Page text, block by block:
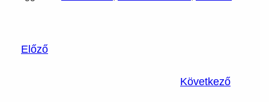
Előző
Következő